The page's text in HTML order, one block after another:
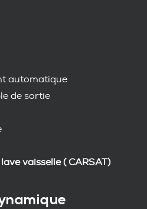
automatique
de sortie
vaisselle ( CARSAT)